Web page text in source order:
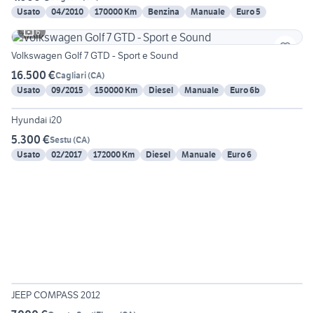
Usato
04/2010 170000 Km Benzina Manuale
Euro 5
6
Volkswagen Golf 7 GTD - Sport e Sound
16.500 €Cagliari(CA)
Usato
09/2015 150000 Km Diesel Manuale Euro 6b
6
Hyundai i20
5.300 €Sestu(CA)
Usato
02/2017 172000 Km Diesel Manuale Euro 6
JEEP COMPASS 2012